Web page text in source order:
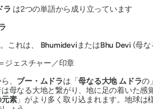
ラ は2つの単語から成り立っています
これは、 Bhumidevi またはBhu Devi (母な
＝ジェスチャー／印章
、 ブー・ ムドラは「母なる大地 ムドラの
母なる大地と繋がり、地に足の着いた
元素」がより多く取り込まれます。地球は